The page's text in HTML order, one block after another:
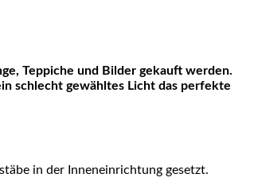
schlecht gewähltes Licht das perfekte
in der Inneneinrichtung gesetzt.